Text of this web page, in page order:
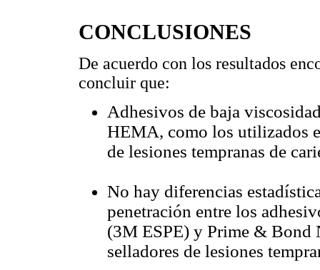
CONCLUSIONES
De acuerdo con los resultados
concluir que:
Adhesivos de baja
HEMA, como los utilizados
de lesiones tempranas de
No hay diferencias
penetración entre los
(3M ESPE) y Prime & Bond
selladores de lesiones